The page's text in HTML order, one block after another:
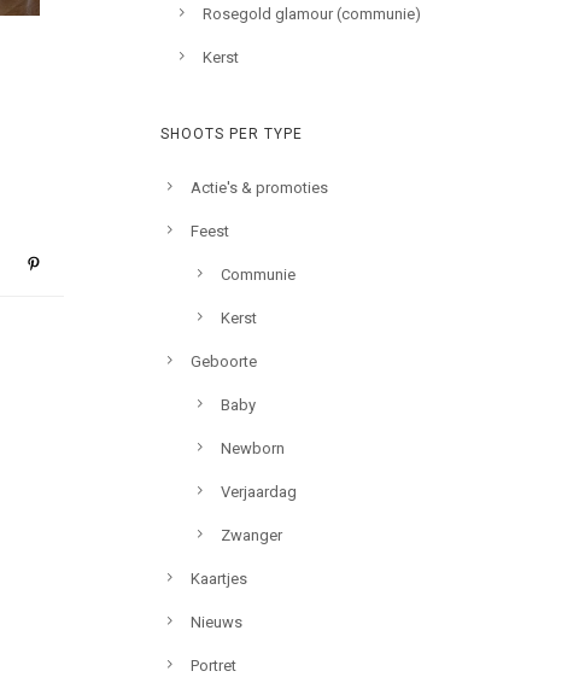
Rosegold glamour (communie)
Kerst
SHOOTS PER TYPE
Actie's & promoties
Feest
Communie
Kerst
Geboorte
Baby
Newborn
Verjaardag
Zwanger
Kaartjes
Nieuws
Portret